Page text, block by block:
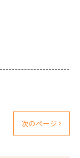
次のページ >